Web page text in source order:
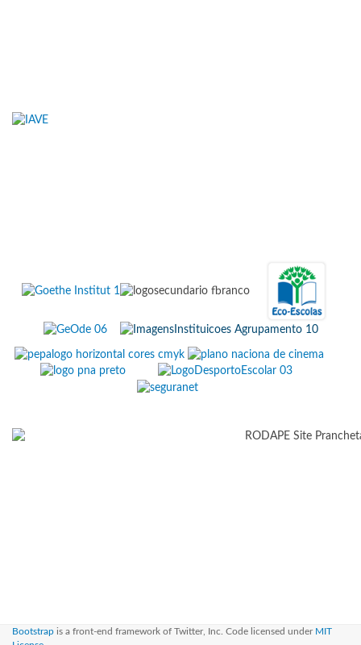
Bootstrap is a front-end framework of Twitter, Inc. Code licensed under MIT